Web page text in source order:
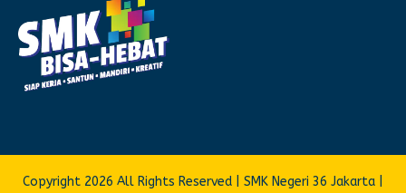
Copyright 2026 All Rights Reserved | SMK Negeri 36 Jakarta |